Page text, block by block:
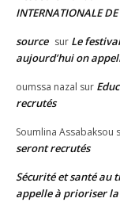
INTERNATIONALE
source sur Le
aujourd’hui on
oumssa nazal sur
recrutés
Soumlina Assabaksou
seront recrutés
Sécurité et santé au
appelle à prioriser